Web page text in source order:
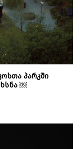
პარკში
￼